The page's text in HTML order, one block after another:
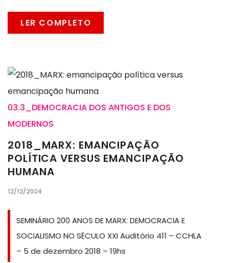
LER COMPLETO
03.3_DEMOCRACIA DOS ANTIGOS E DOS
MODERNOS
2018_MARX: EMANCIPAÇÃO
POLÍTICA VERSUS EMANCIPAÇÃO
HUMANA
12/12/2024
SEMINÁRIO 200 ANOS DE MARX: DEMOCRACIA E
SOCIALISMO NO SÉCULO XXI Auditório 411 – CCHLA
– 5 de dezembro 2018 – 19hs